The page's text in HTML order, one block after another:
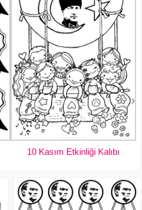
10 Kasım Etkinliği Kalıbı